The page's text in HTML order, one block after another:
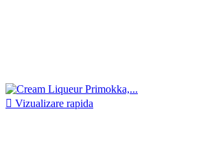
 Vizualizare rapida